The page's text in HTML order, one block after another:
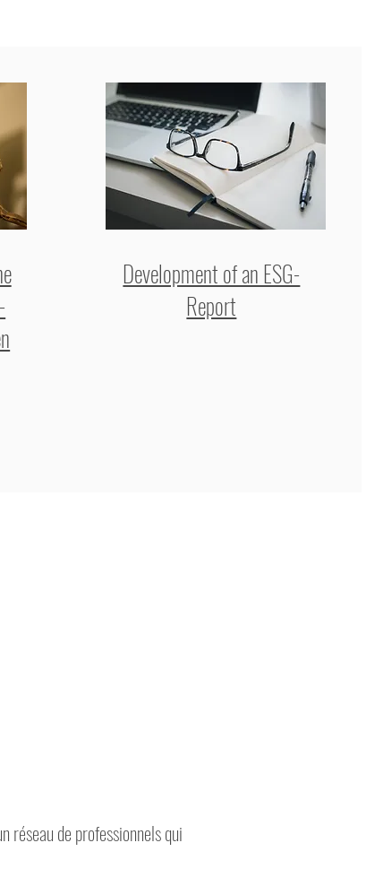
Development of an ESG-
Report
réseau de professionnels qui